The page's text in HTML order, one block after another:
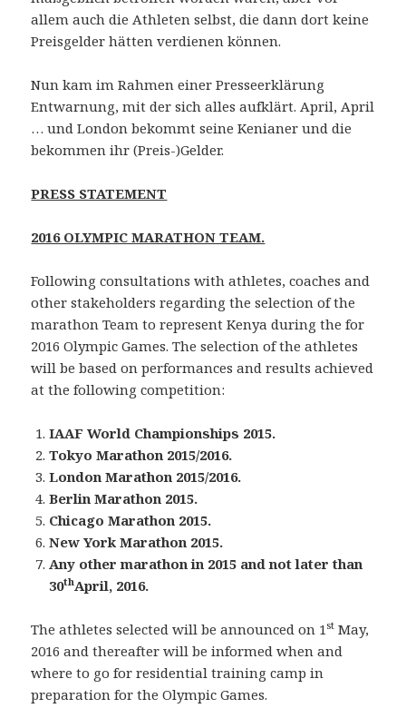
allem auch die Athleten selbst, die dann dort keine
Preisgelder hätten verdienen können.
Nun kam im Rahmen einer Presseerklärung
Entwarnung, mit der sich alles aufklärt. April, April
… und London bekommt seine Kenianer und die
bekommen ihr (Preis-)Gelder.
PRESS STATEMENT
2016 OLYMPIC MARATHON TEAM.
Following consultations with athletes, coaches and
other stakeholders regarding the selection of the
marathon Team to represent Kenya during the for
2016 Olympic Games. The selection of the athletes
will be based on performances and results achieved
at the following competition:
IAAF World Championships 2015.
Tokyo Marathon 2015/2016.
London Marathon 2015/2016.
Berlin Marathon 2015.
Chicago Marathon 2015.
New York Marathon 2015.
Any other marathon in 2015 and not later than
30thApril, 2016.
The athletes selected will be announced on 1st May,
2016 and thereafter will be informed when and
where to go for residential training camp in
preparation for the Olympic Games.